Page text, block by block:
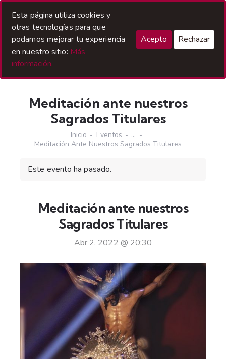
Meditación ante nuestros
Sagrados Titulares
Inicio Eventos
...
Meditación Ante Nuestros Sagrados Titulares
Este evento ha pasado.
Meditación ante nuestros
Sagrados Titulares
Abr 2, 2022 @ 20:30
Esta página utiliza cookies y
otras tecnologías para que
podamos mejorar tu experiencia
en nuestro sitio: Más
información.
Acepto Rechazar